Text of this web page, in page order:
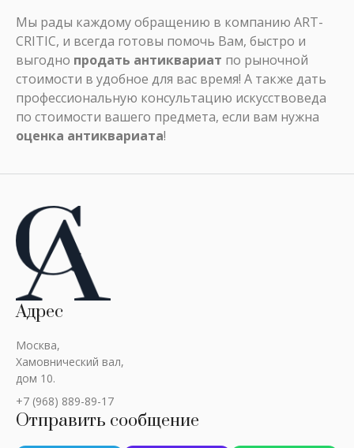
Мы рады каждому обращению в компанию ART-
CRITIC, и всегда готовы помочь Вам, быстро и
выгодно продать антиквариат по рыночной
стоимости в удобное для вас время! А также дать
профессиональную консультацию искусствоведа
по стоимости вашего предмета, если вам нужна
оценка антиквариата!
Адрес
Москва,
Хамовнический вал,
дом 10.
+7 (968) 889-89-17
Отправить сообщение